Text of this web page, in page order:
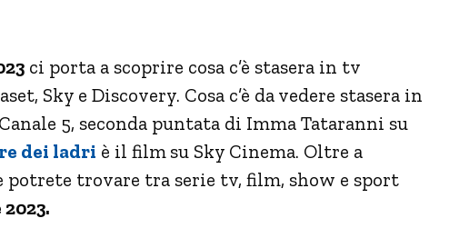
ci porta a scoprire cosa c’è stasera in tv
Sky e Discovery. Cosa c’è da vedere stasera in
5, seconda puntata di Imma Tataranni su
dei ladri è il film su Sky Cinema. Oltre a
trovare tra serie tv, film, show e sport